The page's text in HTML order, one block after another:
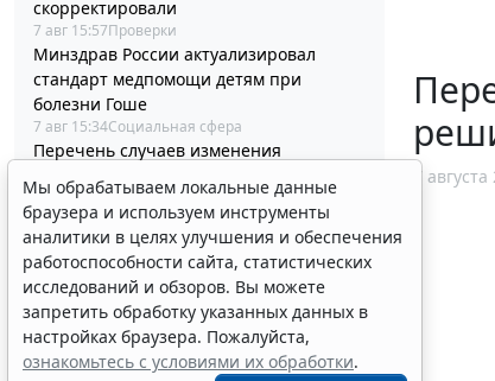
скорректировали
7 авг 15:57Проверки
Минздрав России актуализировал
стандарт медпомощи детям при
болезни Гоше
7 авг 15:34Социальная сфера
Перечень случаев изменения
существенных условий контракта
решили дополнить
7 авг 15:02Бизнес
Гражданам напомнили о порядке
налогообложения нежилых объектов на
участках ИЖС
7 авг 14:45 Налоги и бухучет
Минцифры России не собирается
вводить ограничения на доступ детей в
7
Мы обрабатываем локальные данные
браузера и используем инструменты
аналитики в целях улучшения и обеспечения
работоспособности сайта, статистических
исследований и обзоров. Вы можете
запретить обработку указанных данных в
настройках браузера. Пожалуйста,
ознакомьтесь с условиями их обработки.